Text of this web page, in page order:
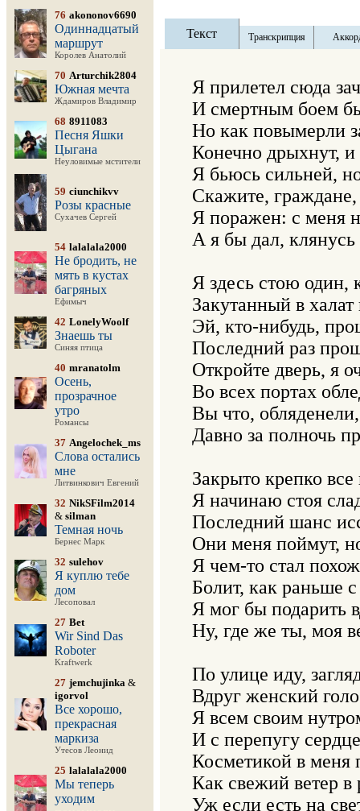
76 akononov6690
Одиннадцатый
маршрут
Королев Анатолий
70 Arturchik2804
Южная мечта
Ждамиров Владимир
68 8911083
Песня Яшки
Цыгана
Неуловимые мстители
59 ciunchikvv
Розы красные
Сухачев Сергей
54 lalalala2000
Не бродить, не
мять в кустах
багряных
Ефимыч
42 LonelyWoolf
Знаешь ты
Синяя птица
40 mranatolm
Осень,
прозрачное
утро
Романсы
37 Angelochek_ms
Слова остались
мне
Литвинкович Евгений
32 NikSFilm2014
& silman
Темная ночь
Бернес Марк
32 sulehov
Я куплю тебе
дом
Лесоповал
27 Bet
Wir Sind Das
Roboter
Kraftwerk
27 jemchujinka &
igorvol
Все хорошо,
прекрасная
маркиза
Утесов Леонид
25 lalalala2000
Мы теперь
уходим
Текст Транскрипция
Я прилетел сюда
И смертным боем
Но как повымерли
Конечно дрыхнут, и
Я бьюсь сильней,
Скажите,
Я поражен: с меня
А я бы дал,
Я здесь стою один,
Закутанный в халат
Эй, кто-нибудь,
Последний раз
Откройте дверь, я
Во всех портах
Вы что,
Давно за полночь
Закрыто крепко
Я начинаю стоя
Последний шанс
Они меня поймут,
Я чем-то стал
Болит, как раньше
Я мог бы подарить
Ну, где же ты, моя
По улице иду,
Вдруг женский
Я всем своим
И с перепугу
Косметикой в меня
Как свежий ветер в
Уж если есть на